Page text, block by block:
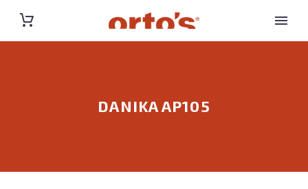
DANIKA AP105